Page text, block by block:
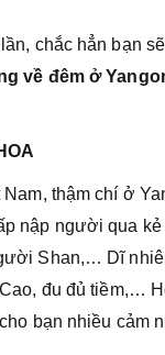
chắc hẳn bạn
về đêm ở
thậm chí ở
nập người qua
Shan,… Dĩ
đu đủ tiềm,…
bạn nhiều cảm